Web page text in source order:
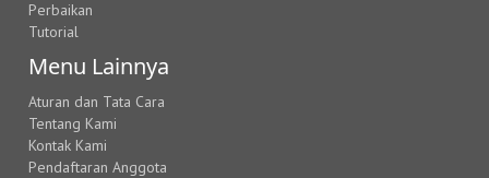
Perbaikan
Tutorial
Menu Lainnya
Aturan dan Tata Cara
Tentang Kami
Kontak Kami
Pendaftaran Anggota